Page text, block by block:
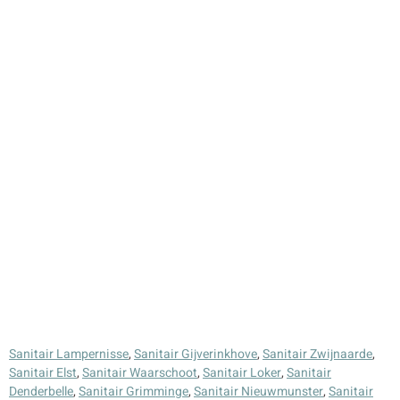
Sanitair Lampernisse,Sanitair Gijverinkhove,Sanitair Zwijnaarde,
Sanitair Elst,Sanitair Waarschoot,Sanitair Loker,Sanitair
Denderbelle,Sanitair Grimminge,Sanitair Nieuwmunster,Sanitair